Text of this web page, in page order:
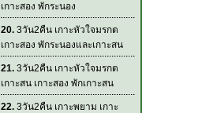
เกาะสอง พักระนอง
20. 3วัน2คืน เกาะหัวใจมรกต
เกาะสอง พักระนองและเกาะสน
21. 3วัน2คืน เกาะหัวใจมรกต
เกาะสน เกาะสอง พักเกาะสน
22. 3วัน2คืน เกาะพยาม เกาะ